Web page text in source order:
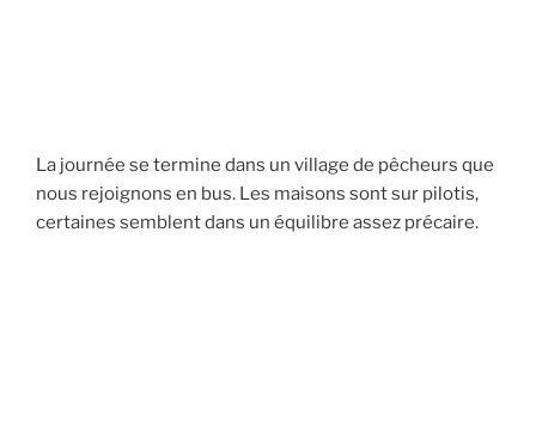
La journée se termine dans un village de pêcheurs que
nous rejoignons en bus. Les maisons sont sur pilotis,
certaines semblent dans un équilibre assez précaire.